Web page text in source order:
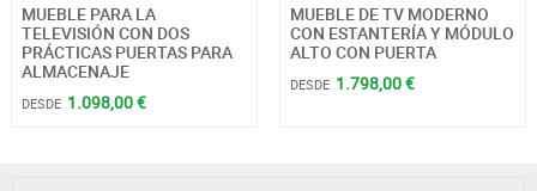
MUEBLE PARA LA
TELEVISIÓN CON DOS
PRÁCTICAS PUERTAS PARA
ALMACENAJE
DESDE 1.098,00 €
MUEBLE DE TV MODERNO
CON ESTANTERÍA Y MÓDULO
ALTO CON PUERTA
DESDE 1.798,00 €